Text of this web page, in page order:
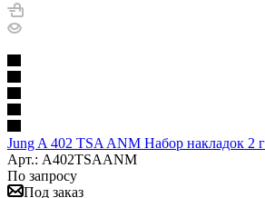
Jung A 402 TSA ANM Набор накладок 2
Арт.: A402TSAANM
По запросу
Под заказ